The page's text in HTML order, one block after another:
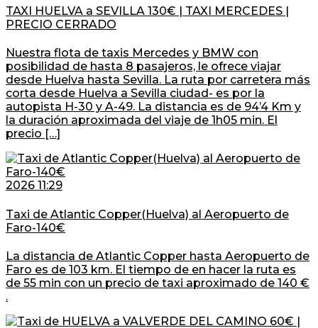
TAXI HUELVA a SEVILLA 130€ | TAXI MERCEDES |
PRECIO CERRADO
Nuestra flota de taxis Mercedes y BMW con
posibilidad de hasta 8 pasajeros, le ofrece viajar
desde Huelva hasta Sevilla. La ruta por carretera más
corta desde Huelva a Sevilla ciudad- es por la
autopista H-30 y A-49. La distancia es de 94’4 Km y
la duración aproximada del viaje de 1h05 min. El
precio […]
2026 11:29
Taxi de Atlantic Copper(Huelva) al Aeropuerto de
Faro-140€
La distancia de Atlantic Copper hasta Aeropuerto de
Faro es de 103 km. El tiempo de en hacer la ruta es
de 55 min con un precio de taxi aproximado de 140 €
.